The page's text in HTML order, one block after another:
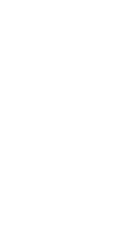
abrasivos flexibles